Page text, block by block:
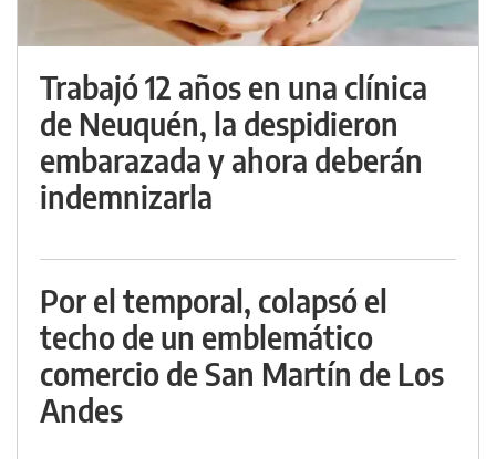
Trabajó 12 años en una clínica
de Neuquén, la despidieron
embarazada y ahora deberán
indemnizarla
Por el temporal, colapsó el
techo de un emblemático
comercio de San Martín de Los
Andes